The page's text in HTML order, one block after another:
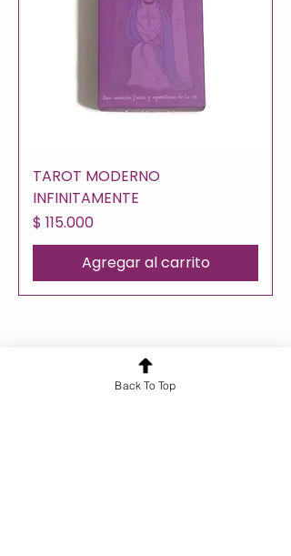
TAROT MODERNO
INFINITAMENTE
Precio
$ 115.000
Agregar al carrito
¿Quieres conocer más sobre nuestros
servicios?
Back To Top